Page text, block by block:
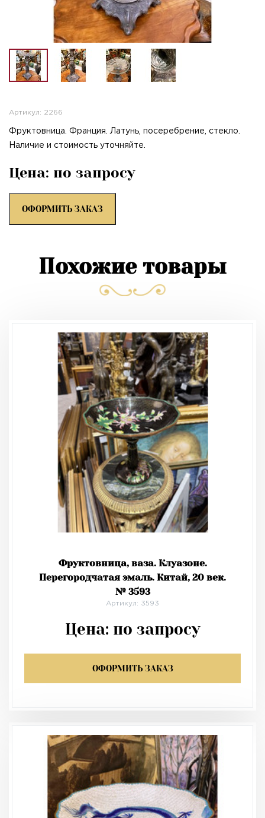
Артикул: 2266
Фруктовница. Франция. Латунь, посеребрение, стекло.
Наличие и стоимость уточняйте.
Цена: по запросу
ОФОРМИТЬ ЗАКАЗ
Похожие товары
Фруктовница, ваза. Клуазоне.
Перегородчатая эмаль. Китай, 20 век.
№ 3593
Артикул: 3593
Цена: по запросу
ОФОРМИТЬ ЗАКАЗ